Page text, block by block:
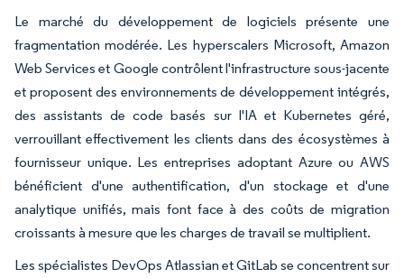
Le marché du développement de logiciels présente une
fragmentation modérée. Les hyperscalers Microsoft, Amazon
Web Services et Google contrôlent l'infrastructure sous-jacente
et proposent des environnements de développement intégrés,
des assistants de code basés sur l'IA et Kubernetes géré,
verrouillant effectivement les clients dans des écosystèmes à
fournisseur unique. Les entreprises adoptant Azure ou AWS
bénéficient d'une authentification, d'un stockage et d'une
analytique unifiés, mais font face à des coûts de migration
croissants à mesure que les charges de travail se multiplient.
Les spécialistes DevOps Atlassian et GitLab se concentrent sur